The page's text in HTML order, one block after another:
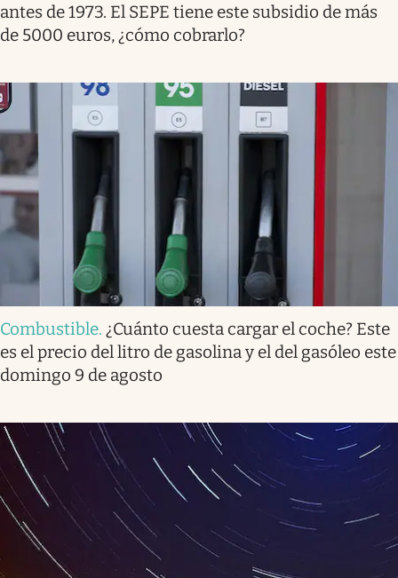
antes de 1973. El SEPE tiene este subsidio de más
de 5000 euros, ¿cómo cobrarlo?
Combustible. ¿Cuánto cuesta cargar el coche? Este
es el precio del litro de gasolina y el del gasóleo este
domingo 9 de agosto